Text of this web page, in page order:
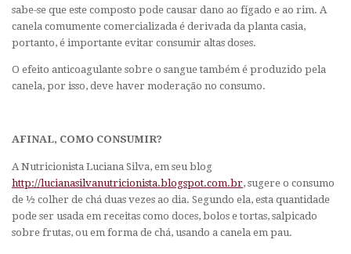
sabe-se que este composto pode causar dano ao fígado e ao rim. A
canela comumente comercializada é derivada da planta casia,
portanto, é importante evitar consumir altas doses.
O efeito anticoagulante sobre o sangue também é produzido pela
canela, por isso, deve haver moderação no consumo.
AFINAL, COMO CONSUMIR?
A Nutricionista Luciana Silva, em seu blog
http://lucianasilvanutricionista.blogspot.com.br, sugere o consumo
de ½ colher de chá duas vezes ao dia. Segundo ela, esta quantidade
pode ser usada em receitas como doces, bolos e tortas, salpicado
sobre frutas, ou em forma de chá, usando a canela em pau.